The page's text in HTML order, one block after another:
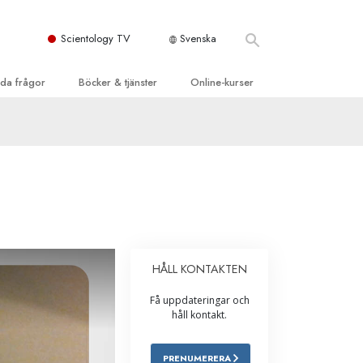
Scientology TV Svenska
frågor Böcker & tjänster
tjänster
Online-kurser
Integritet och ärlighet
Den emotionella Tonskalan
HÅLL KONTAKTEN
Få uppdateringar och
håll kontakt.
PRENUMERERA